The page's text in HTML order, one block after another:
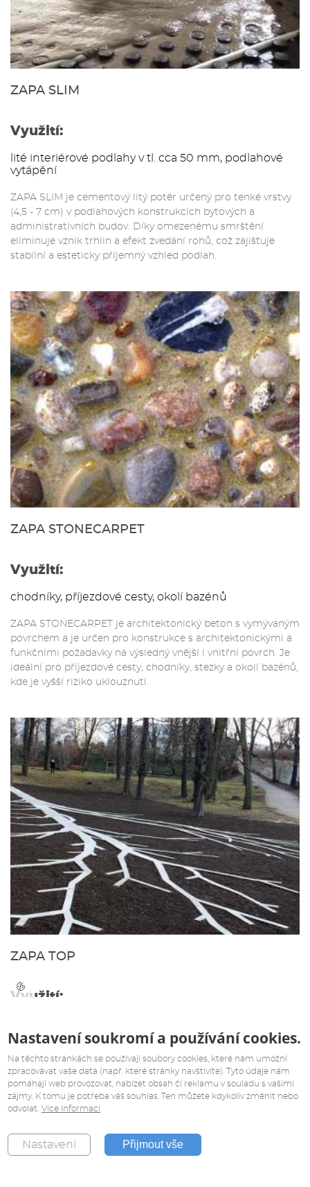
ZAPA SLIM
Využití:
lité interiérové podlahy v tl. cca 50 mm, podlahové
vytápění
ZAPA SLIM je cementový litý potěr určený pro tenké vrstvy
(4,5 - 7 cm) v podlahových konstrukcích bytových a
administrativních budov. Díky omezenému smrštění
eliminuje vznik trhlin a efekt zvedání rohů, což zajišťuje
stabilní a esteticky příjemný vzhled podlah.
ZAPA STONECARPET
Využití:
chodníky, příjezdové cesty, okolí bazénů
ZAPA STONECARPET je architektonický beton s vymývaným
povrchem a je určen pro konstrukce s architektonickými a
funkčními požadavky na výsledný vnější i vnitřní povrch. Je
ideální pro příjezdové cesty, chodníky, stezky a okolí bazénů,
kde je vyšší riziko uklouznutí.
ZAPA TOP
Využití:
konstrukce s velmi vysokými požadavky na výslednou
estetiku povrchu.
Nastavení soukromí a používání cookies.
Na těchto stránkách se používají soubory cookies, které nám umožní
zpracovávat vaše data (např. které stránky navštívíte). Tyto údaje nám
pomáhají web provozovat, nabízet obsah či reklamu v souladu s vašimi
zájmy. K tomu je potřeba váš souhlas. Ten můžete kdykoliv změnit nebo
odvolat.
Více informací
Nastavení Přijmout vše